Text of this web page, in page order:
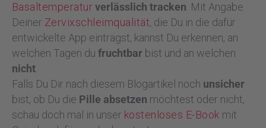
Basaltemperatur verlässlich tracken. Mit Angabe
Deiner Zervixschleimqualität, die Du in die dafür
entwickelte App einträgst, kannst Du erkennen, an
welchen Tagen du fruchtbar bist und an welchen
nicht.
Falls Du Dir nach diesem Blogartikel noch unsicher
bist, ob Du die Pille absetzen möchtest oder nicht,
schau doch mal in unser kostenloses E-Book mit